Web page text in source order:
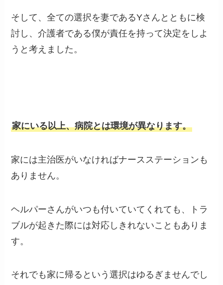
そして、全ての選択を妻であるYさんとともに検
討し、介護者である僕が責任を持って決定をしよ
うと考えました。
家にいる以上、病院とは環境が異なります。
家には主治医がいなければナースステーションも
ありません。
ヘルパーさんがいつも付いていてくれても、トラ
ブルが起きた際には対応しきれないこともありま
す。
それでも家に帰るという選択はゆるぎませんでし